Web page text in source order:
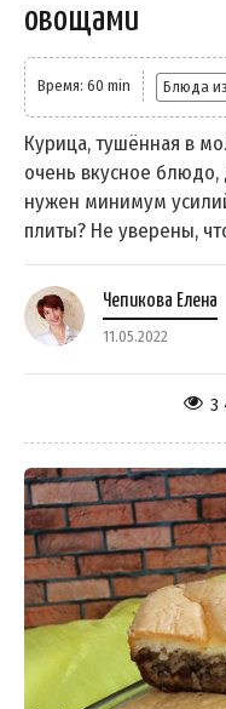
овощами
Время: 60 min Блюда
Курица, тушённая в
очень вкусное блюдо,
нужен минимум
плиты? Не уверены,
Чепикова Елена
11.05.2022
3